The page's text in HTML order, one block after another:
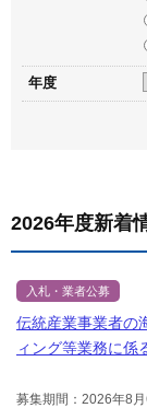
年度
2026年度新着
入札・業者公募
伝統産業事業者の
ィング等業務に係
募集期間：2026年8